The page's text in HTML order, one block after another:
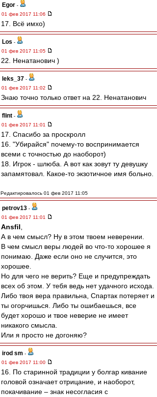
Egor -
01 фев 2017 11:06
17. Всё имхо)
Los -
01 фев 2017 11:05
22. Ненатанович )
leks_37 -
01 фев 2017 11:02
Знаю точно только ответ на 22. Ненатанович
flint -
01 фев 2017 11:01
17. Спасибо за проскролл
16. "Убирайся" почему-то воспринимается
всеми с точностью до наоборот)
18. Игрок - шлюба. А вот как зовут ту девушку
запамятовал. Какое-то экзотичное имя больно.
Редактировалось 01 фев 2017 11:05
petrov13 -
01 фев 2017 11:01
Ansfil
А в чем смысл? Ну в этом твоем неверении.
В чем смысл веры людей во что-то хорошее я
понимаю. Даже если оно не случится, это
хорошее.
Но для чего не верить? Еще и предупреждать
всех об этом. У тебя ведь нет удачного исхода.
Либо твоя вера правильна, Спартак потеряет и
ты огорчишься. Либо ты ошибаешься, все
будет хорошо и твое неверие не имеет
никакого смысла.
Или я просто не догоняю?
irod sm -
01 фев 2017 11:00
16. По старинной традиции у болгар кивание
головой означает отрицание, и наоборот,
покачивание – знак несогласия с